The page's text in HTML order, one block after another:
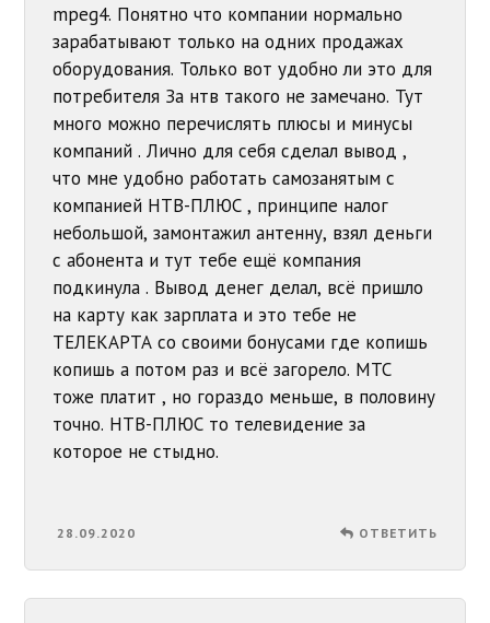
mpeg4. Понятно что компании нормально
зарабатывают только на одних продажах
оборудования. Только вот удобно ли это для
потребителя За нтв такого не замечано. Тут
много можно перечислять плюсы и минусы
компаний . Лично для себя сделал вывод ,
что мне удобно работать самозанятым с
компанией НТВ-ПЛЮС , принципе налог
небольшой, замонтажил антенну, взял деньги
с абонента и тут тебе ещё компания
подкинула . Вывод денег делал, всё пришло
на карту как зарплата и это тебе не
ТЕЛЕКАРТА со своими бонусами где копишь
копишь а потом раз и всё загорело. МТС
тоже платит , но гораздо меньше, в половину
точно. НТВ-ПЛЮС то телевидение за
которое не стыдно.
28.09.2020 ОТВЕТИТЬ